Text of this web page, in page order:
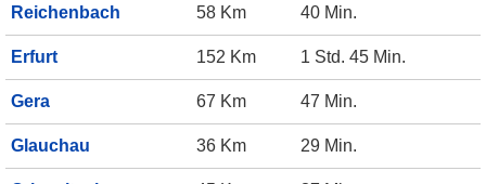
Reichenbach 58 Km 40 Min.
Erfurt 152 Km 1 Std. 45 Min.
Gera 67 Km 47 Min.
Glauchau 36 Km 29 Min.